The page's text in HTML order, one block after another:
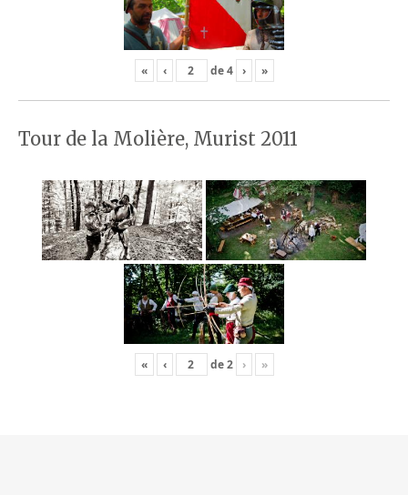
« ‹ de4 › »
Tour de la Molière, Murist 2011
« ‹ de2 › »